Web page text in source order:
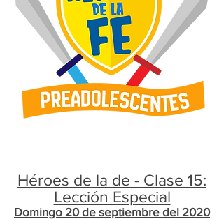
Héroes de la de - Clase 15:
Lección Especial
Domingo 20 de septiembre del 2020